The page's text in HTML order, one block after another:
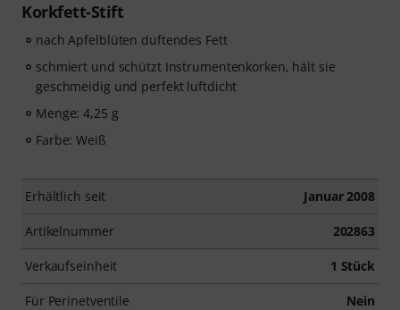
Korkfett-Stift
nach Apfelblüten duftendes Fett
schmiert und schützt Instrumentenkorken, hält sie
geschmeidig und perfekt luftdicht
Menge: 4,25 g
Farbe: Weiß
Erhältlich seit Januar 2008
Artikelnummer 202863
Verkaufseinheit 1 Stück
Für Perinetventile Nein